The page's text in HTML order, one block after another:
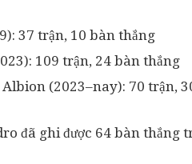
37 trận, 10 bàn thắng
109 trận, 24 bàn thắng
(2023–nay): 70 trận,
đã ghi được 64 bàn thắng